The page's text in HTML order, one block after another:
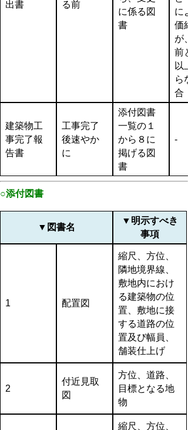
出書 る前
に係る図
書
に
価
が
前
以
ら
合
建築物工
事完了報
告書
工事完了
後速やか
に
添付図書
一覧の１
から８に
掲げる図
書
‐
○添付図書
▼図書名
▼明示すべき
事項
1 配置図
縮尺、方位、
隣地境界線、
敷地内におけ
る建築物の位
置、敷地に接
する道路の位
置及び幅員、
舗装仕上げ
2
付近見取
図
方位、道路、
目標となる地
物
縮尺、方位、